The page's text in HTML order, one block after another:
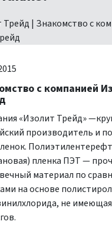
с компанией
«Изолит Трейд»
производитель и
пленка ПЭТ —
материал по
на основе
не имеющая